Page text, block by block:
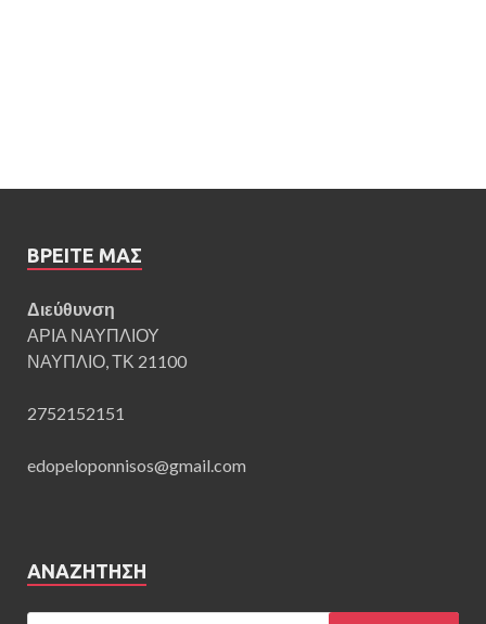
ΒΡΕΊΤΕ ΜΑΣ
Διεύθυνση
ΑΡΙΑ ΝΑΥΠΛΙΟΥ
ΝΑΥΠΛΙΟ, ΤΚ 21100
2752152151
edopeloponnisos@gmail.com
ΑΝΑΖΉΤΗΣΗ